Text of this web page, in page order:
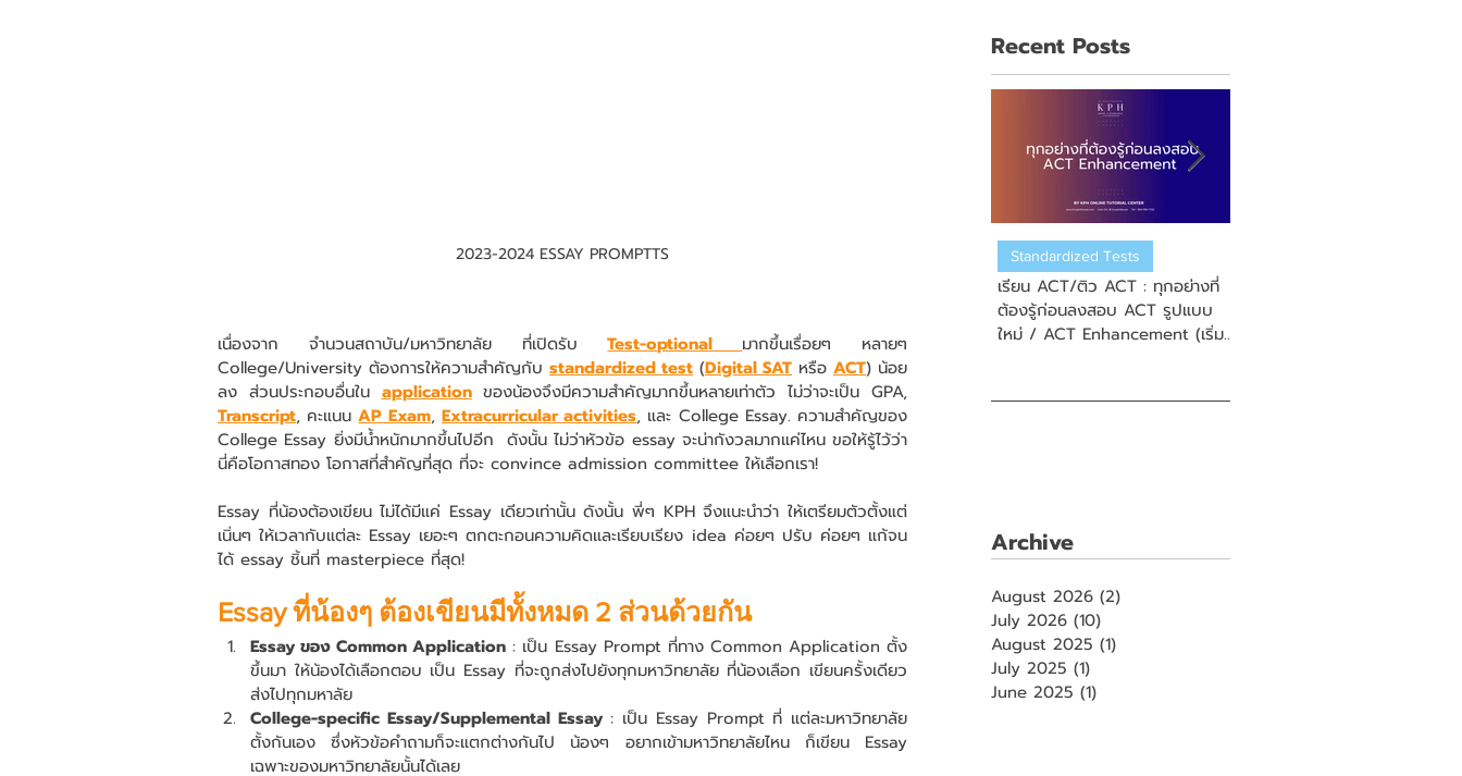
2023-2024 ESSAY PROMPTTS
เนื่องจาก จำนวนสถาบัน/มหาวิทยาลัย ที่เปิดรับ Test-optional มากขึ้นเรื่อยๆ หลายๆ
College/University ต้องการให้ความสำคัญกับ standardized test (Digital SAT หรือ ACT) น้อย
ลง ส่วนประกอบอื่นใน application
Transcript, คะแนน AP Exam, Extracurricular activities, และ College Essay. ความสำคัญของ
College Essay ยิ่งมีน้ำหนักมากขึ้นไปอีก  ดังนั้น ไม่ว่าหัวข้อ essay จะน่ากังวลมากแค่ไหน ขอให้รู้ไว้ว่า
นี่คือโอกาสทอง โอกาสที่สำคัญที่สุด ที่จะ convince admission committee ให้เลือกเรา!
Essay ที่น้องต้องเขียน ไม่ได้มีแค่ Essay เดียวเท่านั้น ดังนั้น พี่ๆ KPH จึงแนะนำว่า ให้เตรียมตัวตั้งแต่
เนิ่นๆ ให้เวลากับแต่ละ Essay เยอะๆ ตกตะกอนความคิดและเรียบเรียง idea ค่อยๆ ปรับ ค่อยๆ แก้จน
ได้ essay ชิ้นที่ masterpiece ที่สุด!
Essay ที่น้องๆ ต้องเขียนมีทั้งหมด 2 ส่วนด้วยกัน
Essay ของ Common Application : เป็น Essay Prompt ที่ทาง Common Application ตั้ง
ขึ้นมา ให้น้องได้เลือกตอบ เป็น Essay ที่จะถูกส่งไปยังทุกมหาวิทยาลัย ที่น้องเลือก เขียนครั้งเดียว
ส่งไปทุกมหาลัย
College-specific Essay/Supplemental Essay : เป็น Essay Prompt ที่ แต่ละมหาวิทยาลัย
ตั้งกันเอง ซึ่งหัวข้อคำถามก็จะแตกต่างกันไป น้องๆ อยากเข้ามหาวิทยาลัยไหน ก็เขียน Essay
เฉพาะของมหาวิทยาลัยนั้นได้เลย
Recent Posts
เรียน ACT/ติว ACT : ทุกอย่างที่
ต้องรู้ก่อนลงสอบ ACT รูปแบบ
ใหม่ / ACT Enhancement (เริ่ม
Standardized Tests
Archive
August 2026 (2)
July 2026 (10)
August 2025 (1)
July 2025 (1)
June 2025 (1)